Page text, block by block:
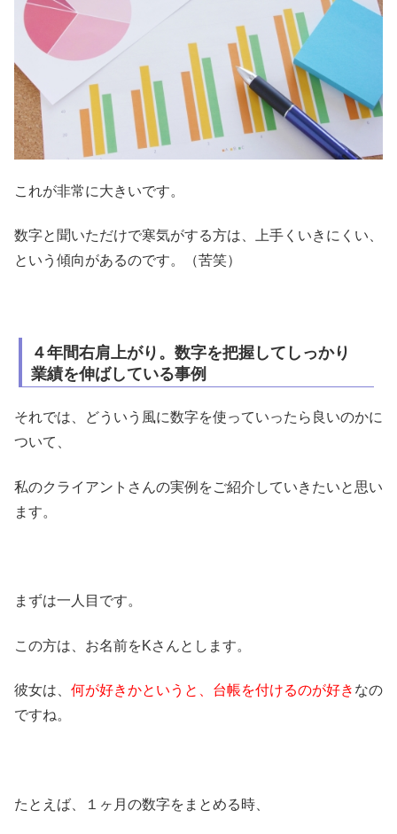
これが非常に大きいです。
数字と聞いただけで寒気がする方は、上手くいきにくい、
という傾向があるのです。（苦笑）
４年間右肩上がり。数字を把握してしっかり
業績を伸ばしている事例
それでは、どういう風に数字を使っていったら良いのかに
ついて、
私のクライアントさんの実例をご紹介していきたいと思い
ます。
まずは一人目です。
この方は、お名前をKさんとします。
彼女は、 何が好きかというと、台帳を付けるのが好き なの
ですね。
たとえば、１ヶ月の数字をまとめる時、